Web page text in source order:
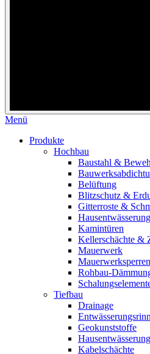
Menü
Produkte
Hochbau
Baustahl &
Belüftung
Blitzschutz &
Gitterroste &
Hausentwässerung
Kamintüren
Kellerschächte &
Mauerwerk
Rohbau-
Tiefbau
Drainage
Geokunststoffe
Hausentwässerung
Kabelschächte